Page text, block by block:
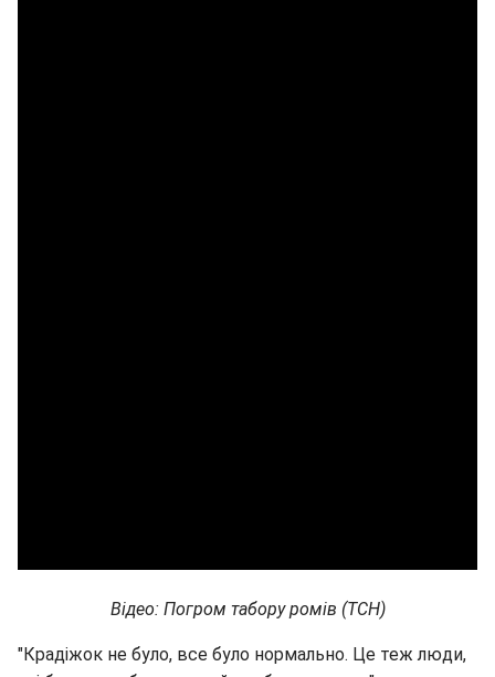
Відео: Погром табору ромів (ТСН)
"Крадіжок не було, все було нормально. Це теж люди,